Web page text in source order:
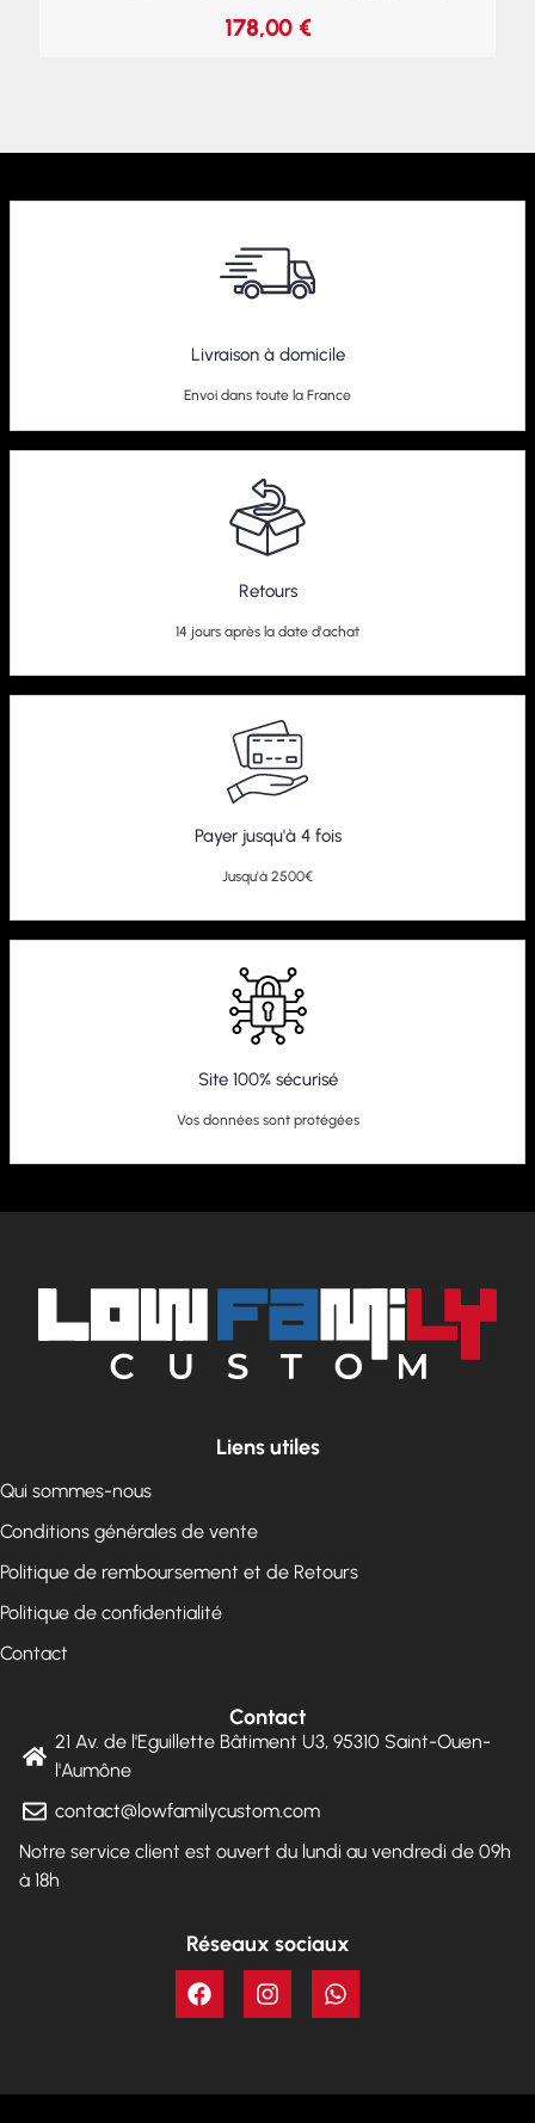
178,00 €
Livraison à domicile
Envoi dans toute la France
Retours
14 jours après la date d'achat
Payer jusqu'à 4 fois
Jusqu'à 2500€
Site 100% sécurisé
Vos données sont protégées
Liens utiles
Qui sommes-nous
Conditions générales de vente
Politique de remboursement et de Retours
Politique de confidentialité
Contact
Contact
21 Av. de l'Eguillette Bâtiment U3, 95310 Saint-Ouen-
l'Aumône
contact@lowfamilycustom.com
Notre service client est ouvert du lundi au vendredi de 09h
à 18h
Réseaux sociaux